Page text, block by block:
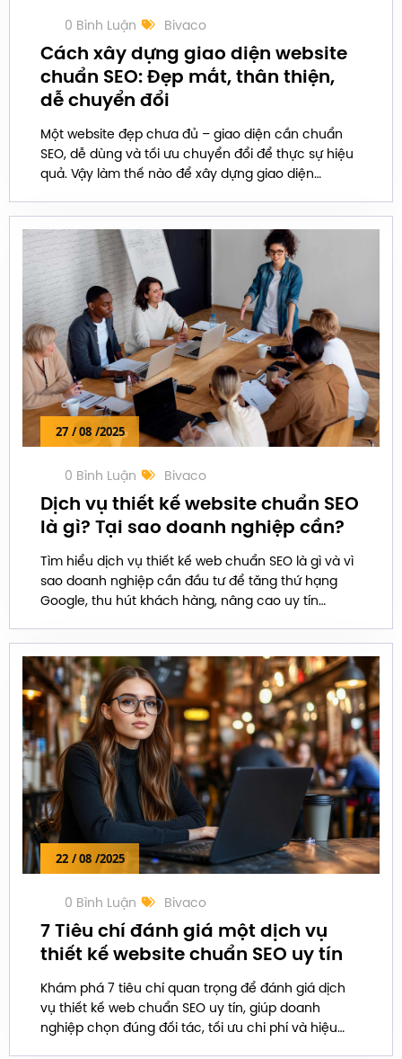
0 Bình Luận Bivaco
Cách xây dựng giao diện website
chuẩn SEO: Đẹp mắt, thân thiện,
dễ chuyển đổi
Một website đẹp chưa đủ – giao diện cần chuẩn
SEO, dễ dùng và tối ưu chuyển đổi để thực sự hiệu
quả. Vậy làm thế nào để xây dựng giao diện
cùng tìm hiểu ngay sau đây.
27 / 08 /2025
0 Bình Luận Bivaco
Dịch vụ thiết kế website chuẩn SEO
là gì? Tại sao doanh nghiệp cần?
Tìm hiểu dịch vụ thiết kế web chuẩn SEO là gì và vì
sao doanh nghiệp cần đầu tư để tăng thứ hạng
Google, thu hút khách hàng, nâng cao uy tín
22 / 08 /2025
0 Bình Luận Bivaco
7 Tiêu chí đánh giá một dịch vụ
thiết kế website chuẩn SEO uy tín
Khám phá 7 tiêu chí quan trọng để đánh giá dịch
vụ thiết kế web chuẩn SEO uy tín, giúp doanh
nghiệp chọn đúng đối tác, tối ưu chi phí và hiệu